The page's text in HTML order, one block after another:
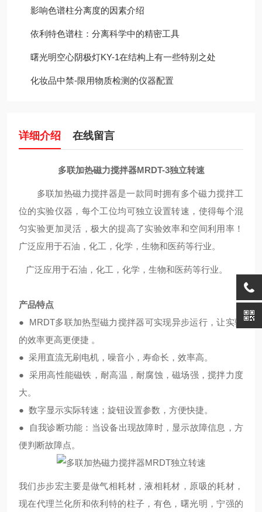
影响色谱柱分离度的因素介绍
依利特色谱柱：分离科学中的精密工具
曙光明空心阴极灯KY-1在结构上有一些特别之处
化妆品中禁-限用物质检测的仪器配置
详细介绍 在线留言
多联加热磁力搅拌器MRDT-3独立转速
多联加热磁力搅拌器是一款同时拥有多个磁力搅拌工
位的实验仪器，每个工位均可独立设置转速，使得每个混
匀实验更加灵活，极大的提高了实验效率和空间利用率！
广泛应用于石油，化工，化学，生物和医药等行业。
广泛应用于石油，化工，化学，生物和医药等行业。
产品特点
● MRDT多联加热型磁力搅拌器可实现异步运行，让实验
的效率更高更便捷 。
● 采用直流无刷电机，噪音小，寿命长，效率高。
● 采用高性能磁铁，耐高温，耐腐蚀，磁场强，搅拌力度
大。
● 数字显示实际转速；旋钮设置参数，方便快捷。
● 自我诊断功能：当设备出现故障时，显示故障信息，方
便判断故障点。
我们步步宏主要是做气相耗材，液相耗材，原吸的耗材，
现在代理兰化所和依利特的柱子，有色，曙光明，宁强的